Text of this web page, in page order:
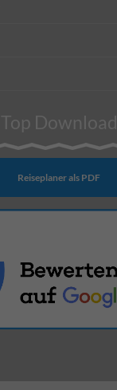
Top Download
Reiseplaner als PDF